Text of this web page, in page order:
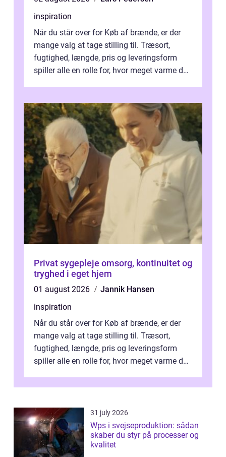
inspiration
Når du står over for Køb af brænde, er der
mange valg at tage stilling til. Træsort,
fugtighed, længde, pris og leveringsform
spiller alle en rolle for, hvor meget varme du
Privat sygepleje omsorg, kontinuitet og
tryghed i eget hjem
01 august 2026
Jannik Hansen
inspiration
Når du står over for Køb af brænde, er der
mange valg at tage stilling til. Træsort,
fugtighed, længde, pris og leveringsform
spiller alle en rolle for, hvor meget varme du
31 july 2026
Wps i svejseproduktion: sådan
skaber du styr på processer og
kvalitet